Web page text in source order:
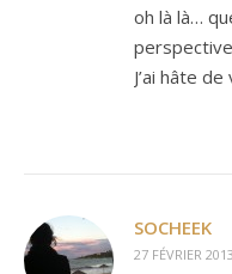
oh là là…
J’ai hâte
SOCHEEK
27 FÉVRIER